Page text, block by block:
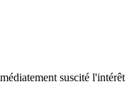
suscité